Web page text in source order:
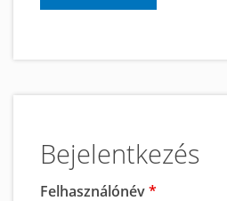
Bejelentkezés
Felhasználónév*